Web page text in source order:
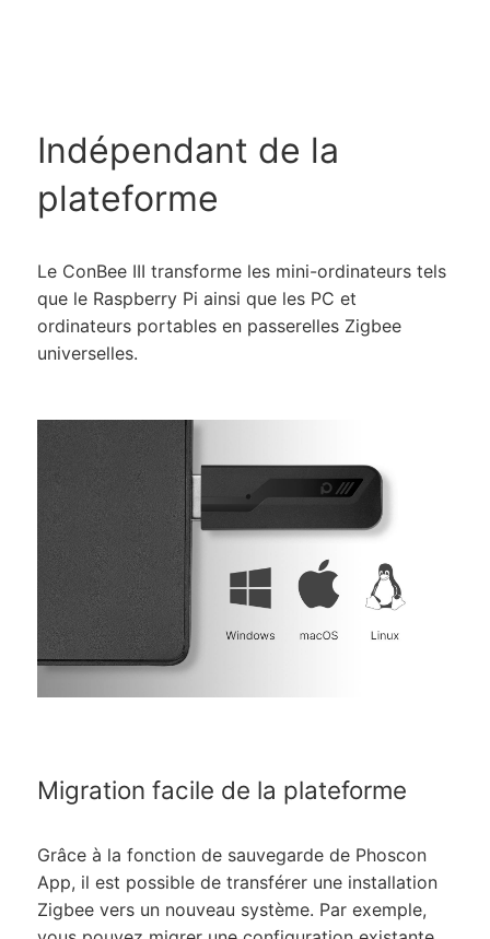
Indépendant de la
plateforme
Le ConBee III transforme les mini-ordinateurs tels
que le Raspberry Pi ainsi que les PC et
ordinateurs portables en passerelles Zigbee
universelles.
Migration facile de la plateforme
Grâce à la fonction de sauvegarde de Phoscon
App, il est possible de transférer une installation
Zigbee vers un nouveau système. Par exemple,